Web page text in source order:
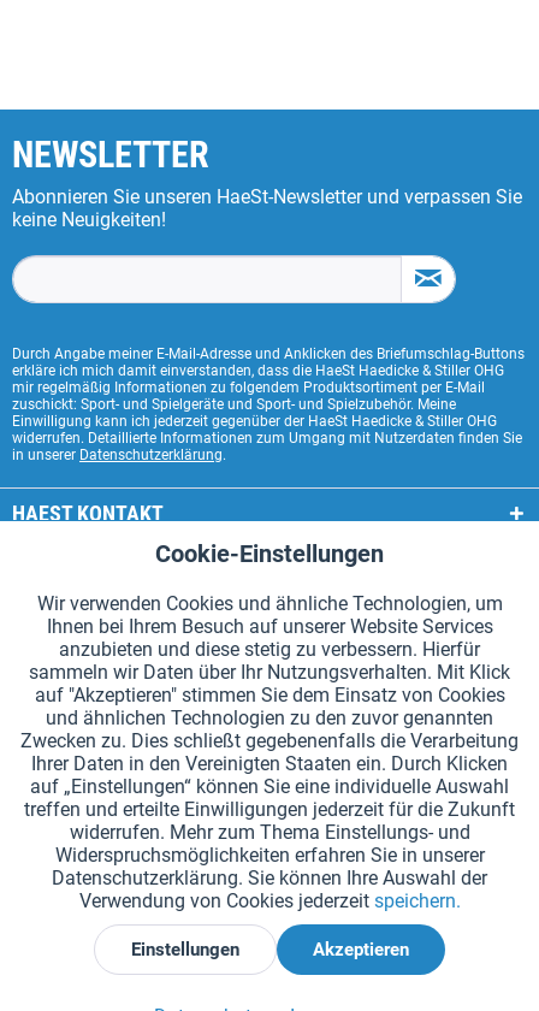
NEWSLETTER
Abonnieren Sie unseren HaeSt-Newsletter und verpassen Sie
keine Neuigkeiten!
Durch Angabe meiner E-Mail-Adresse und Anklicken des Briefumschlag-Buttons
erkläre ich mich damit einverstanden, dass die HaeSt Haedicke & Stiller OHG
mir regelmäßig Informationen zu folgendem Produktsortiment per E-Mail
zuschickt: Sport- und Spielgeräte und Sport- und Spielzubehör. Meine
Einwilligung kann ich jederzeit gegenüber der HaeSt Haedicke & Stiller OHG
widerrufen. Detaillierte Informationen zum Umgang mit Nutzerdaten finden Sie
in unserer Datenschutzerklärung.
HAEST KONTAKT
HAEST SHOP SERVICE
ALLGEMEINE INFORMATIONEN
ZAHLUNGSARTEN
*Alle Preise inkl. Mehrwertsteuer zzgl.Versandkosten.
Cookie-Einstellungen Kataloge anfordern
Lasergravuren auf Staffelstäben Newsletter Über uns
Hilfe und Support Kontakt Versand und Zahlung
Rücksendung & Erstattung Widerrufsrecht Datenschutz
AGB Impressum
Widerruf erklären
Aktiv
Tracking Aktiv
Cookie-Einstellungen
Wir verwenden Cookies und ähnliche Technologien, um
Ihnen bei Ihrem Besuch auf unserer Website Services
anzubieten und diese stetig zu verbessern. Hierfür
sammeln wir Daten über Ihr Nutzungsverhalten. Mit Klick
auf "Akzeptieren" stimmen Sie dem Einsatz von Cookies
und ähnlichen Technologien zu den zuvor genannten
Zwecken zu. Dies schließt gegebenenfalls die Verarbeitung
Ihrer Daten in den Vereinigten Staaten ein. Durch Klicken
auf „Einstellungen“ können Sie eine individuelle Auswahl
treffen und erteilte Einwilligungen jederzeit für die Zukunft
widerrufen. Mehr zum Thema Einstellungs- und
Widerspruchsmöglichkeiten erfahren Sie in unserer
Datenschutzerklärung. Sie können Ihre Auswahl der
Verwendung von Cookies jederzeit speichern.
Einstellungen Akzeptieren